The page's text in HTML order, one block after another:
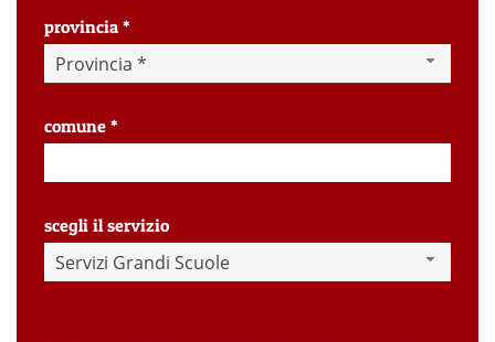
provincia *
Provincia *
comune *
scegli il servizio
Servizi Grandi Scuole